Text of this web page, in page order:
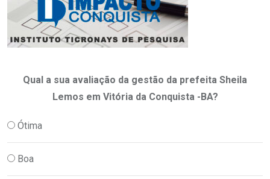
Qual a sua avaliação da gestão da prefeita Sheila
Lemos em Vitória da Conquista -BA?
Ótima
Boa